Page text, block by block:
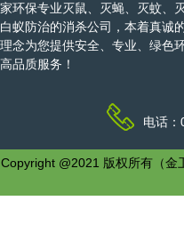
家环保专业灭鼠、灭蝇、灭蚊、
白蚁防治的消杀公司，本着真诚
理念为您提供安全、专业、绿色
高品质服务！
电话
Copyright @2021 版权所有（金